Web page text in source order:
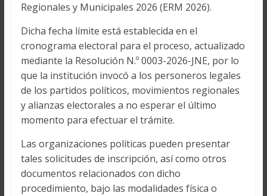
Regionales y Municipales 2026 (ERM 2026).
Dicha fecha límite está establecida en el
cronograma electoral para el proceso, actualizado
mediante la Resolución N.º 0003-2026-JNE, por lo
que la institución invocó a los personeros legales
de los partidos políticos, movimientos regionales
y alianzas electorales a no esperar el último
momento para efectuar el trámite.
Las organizaciones políticas pueden presentar
tales solicitudes de inscripción, así como otros
documentos relacionados con dicho
procedimiento, bajo las modalidades física o